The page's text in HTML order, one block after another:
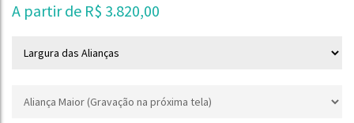
A partir de R$ 3.820,00